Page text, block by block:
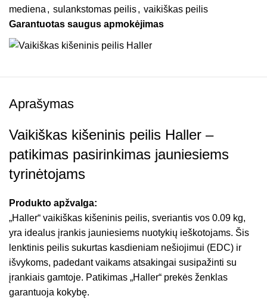
mediena , sulankstomas peilis, vaikiškas peilis
Garantuotas saugus apmokėjimas
Aprašymas
Vaikiškas kišeninis peilis Haller –
patikimas pasirinkimas jauniesiems
tyrinėtojams
Produkto apžvalga:
„Haller“ vaikiškas kišeninis peilis, sveriantis vos 0.09 kg,
yra idealus įrankis jauniesiems nuotykių ieškotojams. Šis
lenktinis peilis sukurtas kasdieniam nešiojimui (EDC) ir
išvykoms, padedant vaikams atsakingai susipažinti su
įrankiais gamtoje. Patikimas „Haller“ prekės ženklas
garantuoja kokybę.